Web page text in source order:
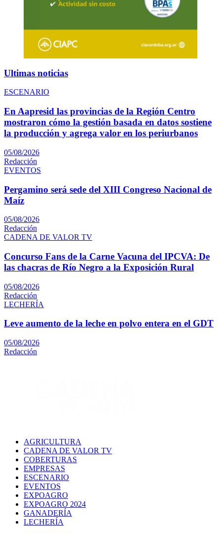
Ultimas noticias
ESCENARIO
En Aapresid las provincias de la Región Centro
mostraron cómo la gestión basada en datos sostiene
la producción y agrega valor en los periurbanos
05/08/2026
Redacción
EVENTOS
Pergamino será sede del XIII Congreso Nacional de
Maíz
05/08/2026
Redacción
CADENA DE VALOR TV
Concurso Fans de la Carne Vacuna del IPCVA: De
las chacras de Río Negro a la Exposición Rural
05/08/2026
Redacción
LECHERÍA
Leve aumento de la leche en polvo entera en el GDT
05/08/2026
Redacción
AGRICULTURA
CADENA DE VALOR TV
COBERTURAS
EMPRESAS
ESCENARIO
EVENTOS
EXPOAGRO
EXPOAGRO 2024
GANADERÍA
LECHERÍA